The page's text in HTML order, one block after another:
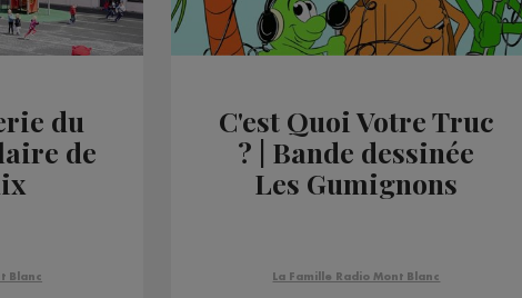
du
de
Blanc
C'est Quoi Votre Truc
? | Bande dessinée
Les Gumignons
La Famille Radio Mont Blanc